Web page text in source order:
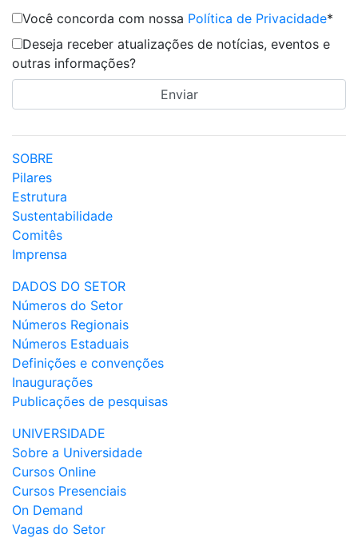
Você concorda com nossa Política de Privacidade*
Deseja receber atualizações de notícias, eventos e
outras informações?
SOBRE
Pilares
Estrutura
Sustentabilidade
Comitês
Imprensa
DADOS DO SETOR
Números do Setor
Números Regionais
Números Estaduais
Definições e convenções
Inaugurações
Publicações de pesquisas
UNIVERSIDADE
Sobre a Universidade
Cursos Online
Cursos Presenciais
On Demand
Vagas do Setor